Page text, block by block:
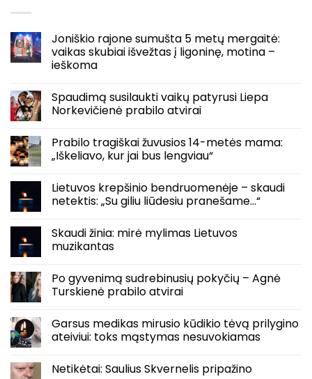
Joniškio rajone sumušta 5 metų mergaitė:
vaikas skubiai išvežtas į ligoninę, motina –
ieškoma
Spaudimą susilaukti vaikų patyrusi Liepa
Norkevičienė prabilo atvirai
Prabilo tragiškai žuvusios 14-metės mama:
„Iškeliavo, kur jai bus lengviau“
Lietuvos krepšinio bendruomenėje – skaudi
netektis: „Su giliu liūdesiu pranešame…“
Skaudi žinia: mirė mylimas Lietuvos
muzikantas
Po gyvenimą sudrebinusių pokyčių – Agnė
Turskienė prabilo atvirai
Garsus medikas mirusio kūdikio tėvą prilygino
ateiviui: toks mąstymas nesuvokiamas
Netikėtai: Saulius Skvernelis pripažino